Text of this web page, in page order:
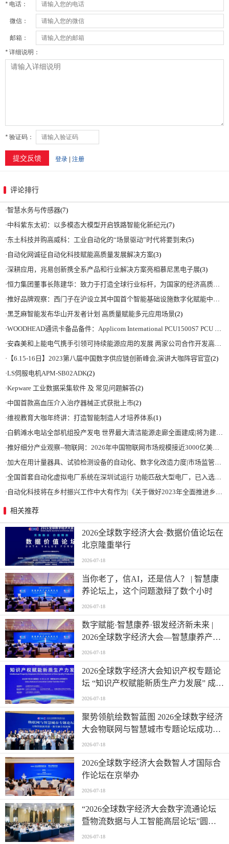
评论排行
·智慧水务与传感器(7)
·中科紫东太初：以多模态大模型开启铁路智能化新纪元(7)
·东土科技并购高威科：工业自动化的“场景驱动”时代将要到来(5)
· 自动化网诚征自动化科技赋能高质量发展解决方案(3)
·深耕应用，兆易创新携全系产品和行业解决方案亮相慕尼黑电子展(3)
·恒力集团董事长陈建华：致力于打造全球行业标杆，为国家的经济高质量发展贡献更大力量|上海电气集团党委书记、董事长吴磊来访
·推好品牌观察：西门子在沪设立其中国首个智能基础设施数字化赋能中心
·黑芝麻智能发布华山开发者计划 高质量赋能多元应用场景(2)
·WOODHEAD通讯卡备品备件：Applicom International PCU1500S7 PCU 1500 S7 V4.5.0
·安森美和上能电气携手引领可持续能源应用的发展 两家公司合作开发高性能储能和太阳能组串式逆变器方案 以实现可持续的未来
· 【6.15-16日】2023第八届中国数字供应链创新峰会,演讲大咖阵容官宣(2)
·LS伺服电机APM-SB02ADK(2)
·Kepware 工业数据采集软件 及 常见问题解答(2)
·中国首款高血压介入治疗器械正式获批上市(2)
·维视教育大咖年终讲：打造智能制造人才培养体系(1)
·白鹤滩水电站全部机组投产发电 世界最大清洁能源走廊全面建成|将为建设新型能源体系、保障国家能源安全、实现“双碳”目标提供有力支撑
·推好细分产业观察--物联网：2026年中国物联网市场规模接近3000亿美元 智慧工厂、智慧城市、智慧电网等将占60%以上
·加大在用计量器具、试验检测设备的自动化、数字化改造力度|市场监管总局 工业和信息化部 关于促进企业计量能力提升的指导意见
·全国首套自动化虚拟电厂系统在深圳试运行 功能匹敌大型电厂，已入选国际典型案例
· 自动化科技将在乡村振兴工作中大有作为|《关于做好2023年全面推进乡村振兴重点工作的意见》发布
相关推荐
2026全球数字经济大会·数据价值论坛在
北京隆重举行
2026-07-18
当你老了，信AI，还是信人？ | 智慧康
养论坛上，这个问题激辩了数个小时
2026-07-18
数字赋能·智慧康养·银发经济新未来 |
2026全球数字经济大会—智慧康养产业
发展论坛在京举办
2026-07-18
2026全球数字经济大会知识产权专题论
坛 “知识产权赋能新质生产力发展” 成功
举办
2026-07-18
聚势领航绘数智蓝图 2026全球数字经济
大会物联网与智慧城市专题论坛成功举
办
2026-07-18
2026全球数字经济大会数智人才国际合
作论坛在京举办
2026-07-18
“2026全球数字经济大会数字流通论坛
暨物流数据与人工智能高层论坛”圆满
成功举办
2026-07-18